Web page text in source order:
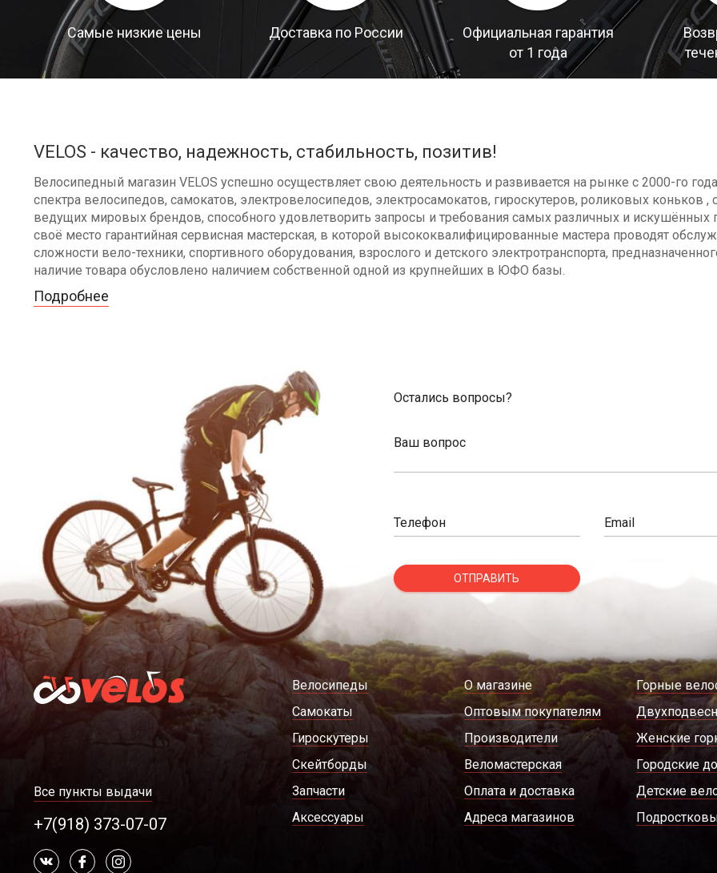
Самые низкие цены Доставка по России
Официальная гарантия
от 1 года
VELOS - качество, надежность, стабильность, позитив!
Велосипедный магазин VELOS успешно осуществляет свою деятельность и развивается на рынке с 2000-го
спектра велосипедов, самокатов, электровелосипедов, электросамокатов, гироскутеров, роликовых коньков ,
ведущих мировых брендов, способного удовлетворить запросы и требования самых различных и искушённых
своё место гарантийная сервисная мастерская, в которой высококвалифицированные мастера проводят
сложности вело-техники, спортивного оборудования, взрослого и детского электротранспорта,
наличие товара обусловлено наличием собственной одной из крупнейших в ЮФО базы.
Подробнее
Остались вопросы?
Ваш вопрос
Телефон Email
ОТПРАВИТЬ
Все пункты выдачи
+7(918) 373-07-07
Велосипеды
Самокаты
Гироскутеры
Скейтборды
Запчасти
Аксессуары
О магазине
Оптовым покупателям
Производители
Веломастерская
Оплата и доставка
Адреса магазинов
Горные
Женские
Городские
Детские